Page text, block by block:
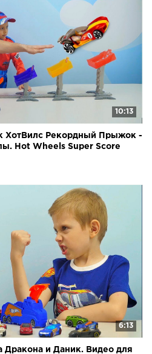
10:13
ХотВилс Рекордный Прыжок -
Hot Wheels Super Score
6:13
Дракона и Даник. Видео для